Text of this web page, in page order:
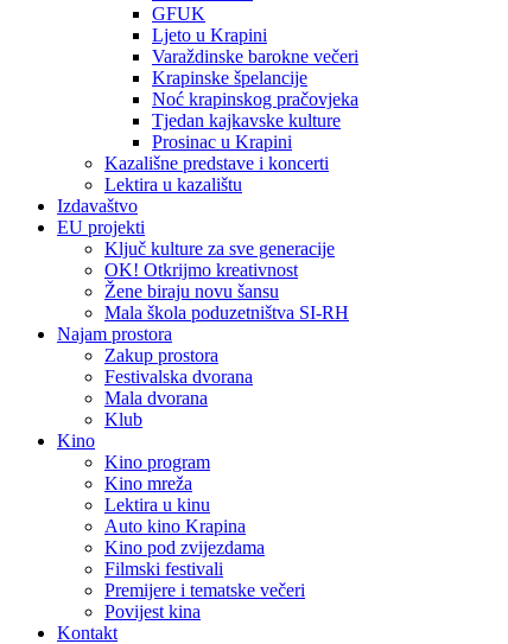
GFUK
Ljeto u Krapini
Varaždinske barokne večeri
Krapinske špelancije
Noć krapinskog pračovjeka
Tjedan kajkavske kulture
Prosinac u Krapini
Kazališne predstave i koncerti
Lektira u kazalištu
Izdavaštvo
EU projekti
Ključ kulture za sve generacije
OK! Otkrijmo kreativnost
Žene biraju novu šansu
Mala škola poduzetništva SI-RH
Najam prostora
Zakup prostora
Festivalska dvorana
Mala dvorana
Klub
Kino
Kino program
Kino mreža
Lektira u kinu
Auto kino Krapina
Kino pod zvijezdama
Filmski festivali
Premijere i tematske večeri
Povijest kina
Kontakt